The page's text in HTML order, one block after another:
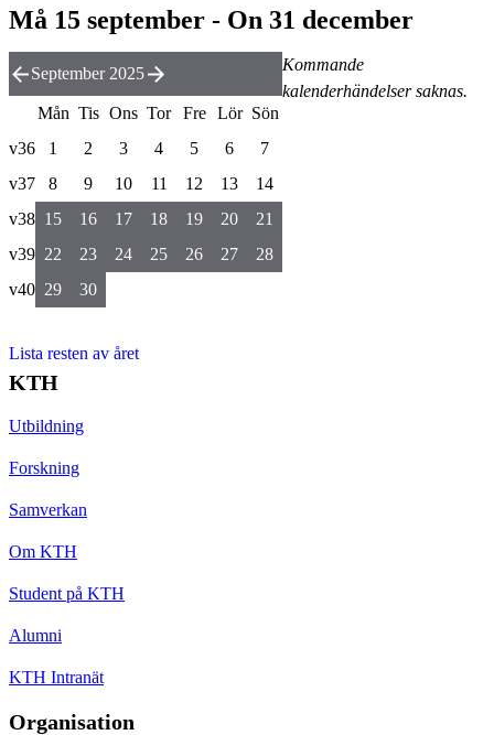
Må 15 september - On 31 december
Kommande
kalenderhändelser saknas.
September 2025
Mån Tis Ons Tor Fre Lör Sön
v36
1 2 3 4 5 6
7
v37
8 9 10 11 12 13
14
v38 15 16 17 18 19 20
21
v39 22 23 24 25 26 27
28
v40 29 30
Lista resten av året
KTH
Utbildning
Forskning
Samverkan
Om KTH
Student på KTH
Alumni
KTH Intranät
Organisation